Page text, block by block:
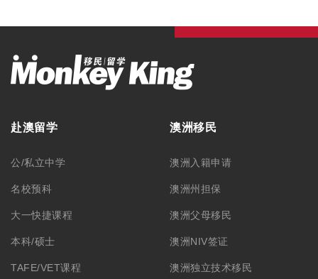
赴澳留学
公/私立中学
名校预科
大一快捷课程
本科/硕士
TAFE/VET课程
澳洲移民
澳洲入籍申请
澳洲州担保
澳洲父母移民
澳洲NIV签证
澳洲独立技术移民